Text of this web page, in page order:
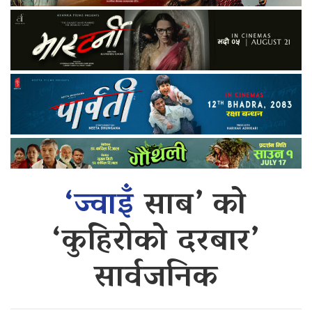
‘ज्वाइँसाब’ को
‘कुहिरोको दरबार’
सार्वजनिक